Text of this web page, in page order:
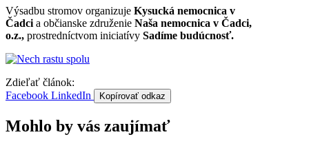
Výsadbu stromov organizuje Kysucká nemocnica v
Čadci a občianske združenie Naša nemocnica v Čadci,
o.z., prostredníctvom iniciatívy Sadíme budúcnosť.
Zdieľať článok:
Facebook LinkedIn Kopírovať odkaz
Mohlo by vás zaujímať